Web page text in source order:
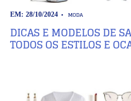
EM: 28/10/2024 MODA
DICAS E MODELOS DE
TODOS OS ESTILOS E